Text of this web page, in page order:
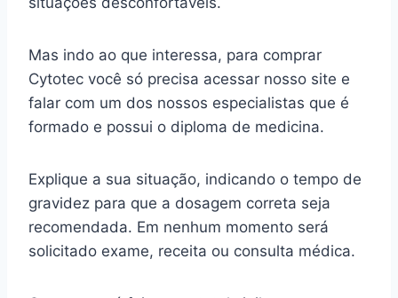
Mas indo ao que interessa, para comprar
Cytotec você só precisa acessar nosso site e
falar com um dos nossos especialistas que é
formado e possui o diploma de medicina.
Explique a sua situação, indicando o tempo de
gravidez para que a dosagem correta seja
recomendada. Em nenhum momento será
solicitado exame, receita ou consulta médica.